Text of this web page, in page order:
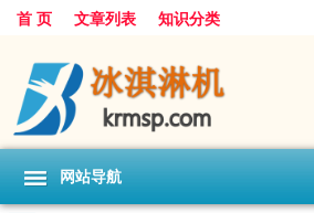
首 页 文章列表 知识分类
网站导航